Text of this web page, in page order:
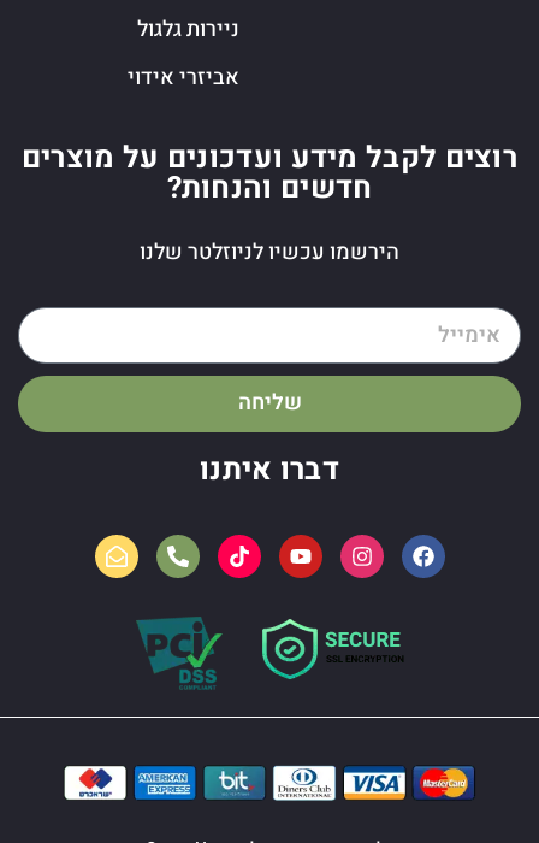
ניירות גלגול
אביזרי אידוי
רוצים לקבל מידע ועדכונים על מוצרים
חדשים והנחות?
הירשמו עכשיו לניוזלטר שלנו
שליחה
דברו איתנו